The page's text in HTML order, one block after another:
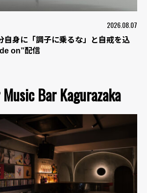
2026.08.07
自身に「調子に乗るな」と自戒を込
on”配信
Bar Kagurazaka